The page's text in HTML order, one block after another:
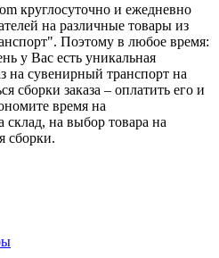
круглосуточно и ежедневно
на различные товары из
Поэтому в любое время:
у Вас есть уникальная
на сувенирный транспорт на
сборки заказа – оплатить его и
время на
склад, на выбор товара на
сборки.